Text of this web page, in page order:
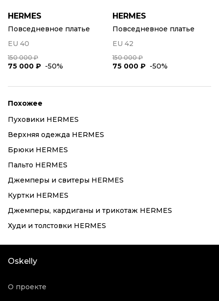
HERMES
Повседневное платье
EU 40
150 000 ₽
75 000 ₽ -50%
HERMES
Повседневное платье
EU 42
150 000 ₽
75 000 ₽ -50%
Похожее
Пуховики HERMES
Верхняя одежда HERMES
Брюки HERMES
Пальто HERMES
Джемперы и свитеры HERMES
Куртки HERMES
Джемперы, кардиганы и трикотаж HERMES
Худи и толстовки HERMES
Oskelly
О проекте